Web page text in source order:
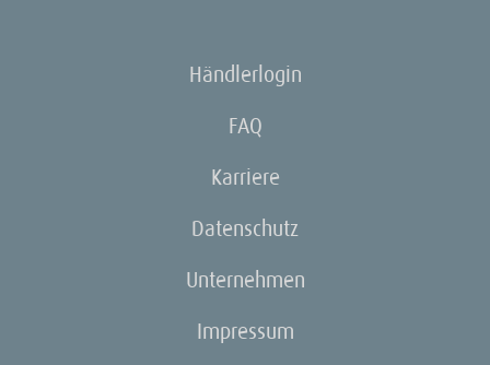
Händlerlogin
FAQ
Karriere
Datenschutz
Unternehmen
Impressum